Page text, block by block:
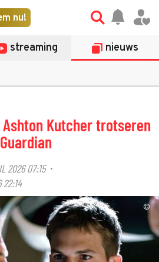
nu!
streaming nieuws
Kutcher trotseren
2026 07:15·
©